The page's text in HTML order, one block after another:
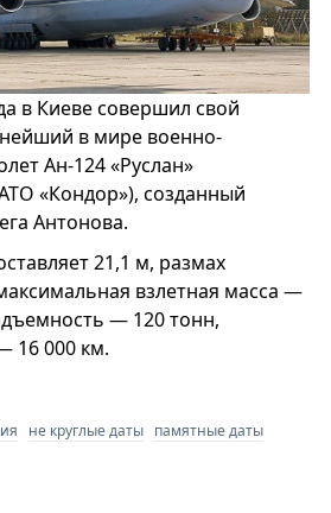
в Киеве совершил свой
в мире военно-
Ан-124 «Руслан»
«Кондор»), созданный
Антонова.
21,1 м, размах
взлетная масса —
— 120 тонн,
16 000 км.
не круглые даты памятные даты